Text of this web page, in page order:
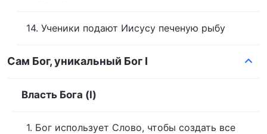
14. Ученики подают Иисусу печеную рыбу
Сам Бог, уникальный Бог I
Власть Бога (I)
1. Бог использует Слово, чтобы создать все